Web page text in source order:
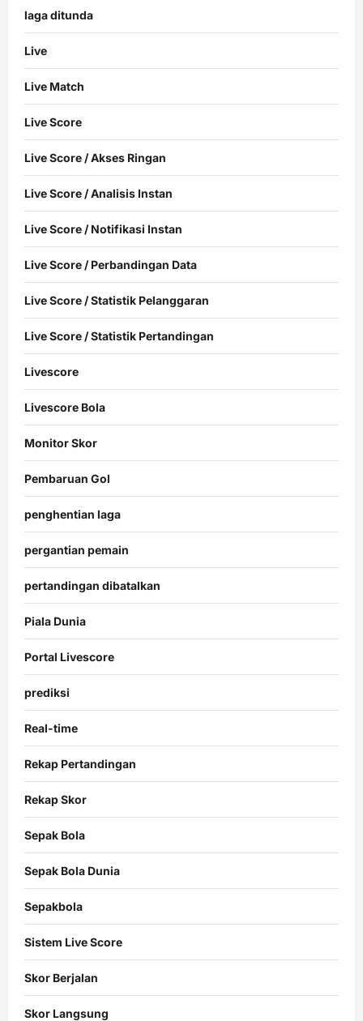
laga ditunda
Live
Live Match
Live Score
Live Score / Akses Ringan
Live Score / Analisis Instan
Live Score / Notifikasi Instan
Live Score / Perbandingan Data
Live Score / Statistik Pelanggaran
Live Score / Statistik Pertandingan
Livescore
Livescore Bola
Monitor Skor
Pembaruan Gol
penghentian laga
pergantian pemain
pertandingan dibatalkan
Piala Dunia
Portal Livescore
prediksi
Real-time
Rekap Pertandingan
Rekap Skor
Sepak Bola
Sepak Bola Dunia
Sepakbola
Sistem Live Score
Skor Berjalan
Skor Langsung